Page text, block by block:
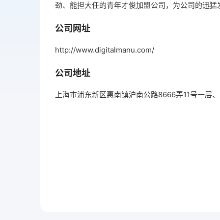
劲、能担大任的青年才俊加盟公司，为公司的迅猛
公司网址
http://www.digitalmanu.com/
公司地址
上海市浦东新区惠南镇沪南公路8666弄11号一层